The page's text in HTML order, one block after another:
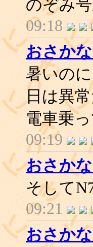
のぞみ
09:18
おさか
暑いの
日は異
電車乗
09:19
おさか
そして
09:21
おさか